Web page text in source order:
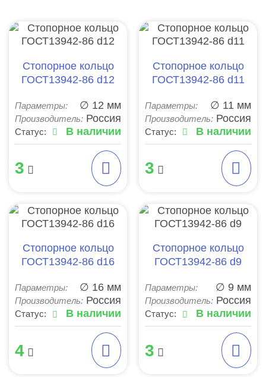
Стопорное кольцо
ГОСТ13942-86 d12
Параметры: ∅ 12 мм
Производитель: Россия
Статус: В наличии
3
Стопорное кольцо
ГОСТ13942-86 d11
Параметры: ∅ 11 мм
Производитель: Россия
Статус: В наличии
3
Стопорное кольцо
ГОСТ13942-86 d16
Параметры: ∅ 16 мм
Производитель: Россия
Статус: В наличии
4
Стопорное кольцо
ГОСТ13942-86 d9
Параметры: ∅ 9 мм
Производитель: Россия
Статус: В наличии
3